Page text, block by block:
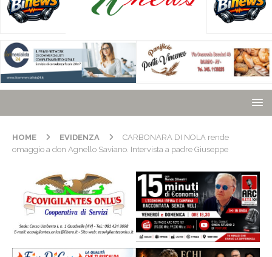
HOME EVIDENZA
CARBONARA DI NOLA rende
omaggio a don Agnello Saviano. Intervista a padre Giuseppe